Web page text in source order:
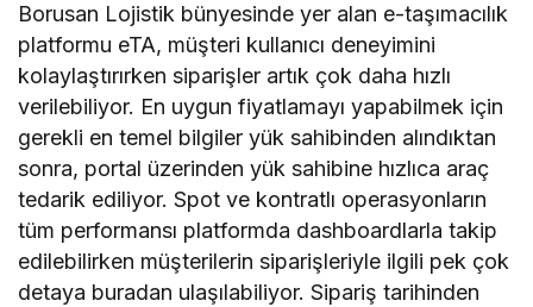
Borusan Lojistik bünyesinde yer alan e-taşımacılık
platformu eTA, müşteri kullanıcı deneyimini
kolaylaştırırken siparişler artık çok daha hızlı
verilebiliyor. En uygun fiyatlamayı yapabilmek için
gerekli en temel bilgiler yük sahibinden alındıktan
sonra, portal üzerinden yük sahibine hızlıca araç
tedarik ediliyor. Spot ve kontratlı operasyonların
tüm performansı platformda dashboardlarla takip
edilebilirken müşterilerin siparişleriyle ilgili pek çok
detaya buradan ulaşılabiliyor. Sipariş tarihinden